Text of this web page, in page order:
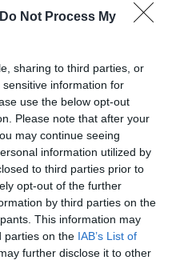
Do Not Process My
sharing to third parties, or
information for
use the below opt-out
Please note that after your
may continue seeing
information utilized by
to third parties prior to
opt-out of the further
by third parties on the
This information may
parties on the IAB’s List of
further disclose it to other
popolari
noi:
newsletter